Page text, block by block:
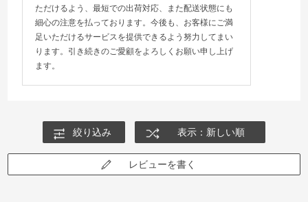
ただけるよう、最短での出荷対応、また配送状態にも
細心の注意を払っております。今後も、お客様にご満
足いただけるサービスを提供できるよう努力してまい
ります。引き続きのご愛顧をよろしくお願い申し上げ
ます。
絞り込み 表示：新しい順
レビューを書く